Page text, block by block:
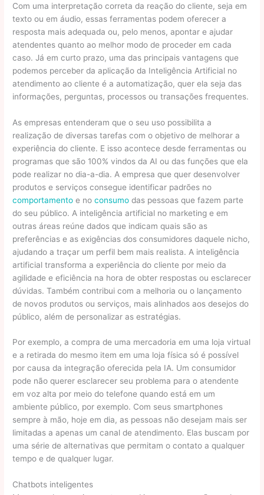
Com uma interpretação correta da reação do cliente, seja em
texto ou em áudio, essas ferramentas podem oferecer a
resposta mais adequada ou, pelo menos, apontar e ajudar
atendentes quanto ao melhor modo de proceder em cada
caso. Já em curto prazo, uma das principais vantagens que
podemos perceber da aplicação da Inteligência Artificial no
atendimento ao cliente é a automatização, quer ela seja das
informações, perguntas, processos ou transações frequentes.
As empresas entenderam que o seu uso possibilita a
realização de diversas tarefas com o objetivo de melhorar a
experiência do cliente. E isso acontece desde ferramentas ou
programas que são 100% vindos da AI ou das funções que ela
pode realizar no dia-a-dia. A empresa que quer desenvolver
produtos e serviços consegue identificar padrões no
comportamento e noconsumo das pessoas que fazem parte
do seu público. A inteligência artificial no marketing e em
outras áreas reúne dados que indicam quais são as
preferências e as exigências dos consumidores daquele nicho,
ajudando a traçar um perfil bem mais realista. A inteligência
artificial transforma a experiência do cliente por meio da
agilidade e eficiência na hora de obter respostas ou esclarecer
dúvidas. Também contribui com a melhoria ou o lançamento
de novos produtos ou serviços, mais alinhados aos desejos do
público, além de personalizar as estratégias.
Por exemplo, a compra de uma mercadoria em uma loja virtual
e a retirada do mesmo item em uma loja física só é possível
por causa da integração oferecida pela IA. Um consumidor
pode não querer esclarecer seu problema para o atendente
em voz alta por meio do telefone quando está em um
ambiente público, por exemplo. Com seus smartphones
sempre à mão, hoje em dia, as pessoas não desejam mais ser
limitadas a apenas um canal de atendimento. Elas buscam por
uma série de alternativas que permitam o contato a qualquer
tempo e de qualquer lugar.
Chatbots inteligentes